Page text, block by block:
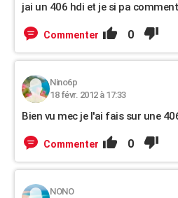
jai un 406 hdi et je si pa
Commenter 0
Nino6p
18 févr. 2012 à 17:33
Bien vu mec je l'ai fais sur une
Commenter 0
NONO